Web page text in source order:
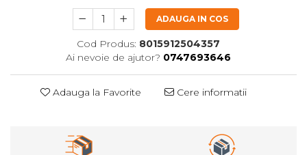
ADAUGA IN COS
Cod Produs: 8015912504357
Ai nevoie de ajutor? 0747693646
Adauga la Favorite Cere informatii